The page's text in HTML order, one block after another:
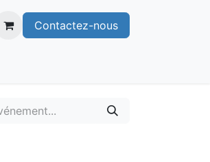
Contactez-nous